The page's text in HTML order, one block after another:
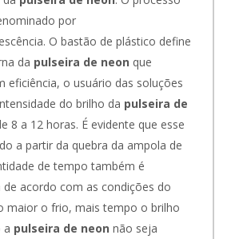
por
O bastão de plástico define
da pulseira de neon que
eficiência, o usuário das soluções
do brilho da pulseira de
8 a 12 horas. É evidente que esse
a partir da quebra da ampola de
de tempo também é
de acordo com as condições do
maior o frio, mais tempo o brilho
a pulseira de neon não seja